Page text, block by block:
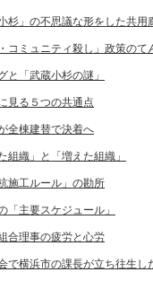
杉」の不思議な形をした共用
コミュニティ殺し」政策のて
と「武蔵小杉の謎」
見る５つの共通点
全棟建替で決着へ
組織」と「増えた組織」
施工ルール」の勘所
「主要スケジュール」
合理事の疲労と心労
で横浜市の課長が立ち往生し